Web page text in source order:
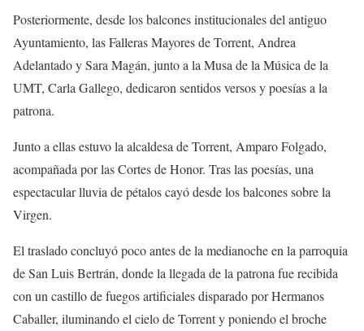
Posteriormente, desde los balcones institucionales del antiguo
Ayuntamiento, las Falleras Mayores de Torrent, Andrea
Adelantado y Sara Magán, junto a la Musa de la Música de la
UMT, Carla Gallego, dedicaron sentidos versos y poesías a la
patrona.
Junto a ellas estuvo la alcaldesa de Torrent, Amparo Folgado,
acompañada por las Cortes de Honor. Tras las poesías, una
espectacular lluvia de pétalos cayó desde los balcones sobre la
Virgen.
El traslado concluyó poco antes de la medianoche en la parroquia
de San Luis Bertrán, donde la llegada de la patrona fue recibida
con un castillo de fuegos artificiales disparado por Hermanos
Caballer, iluminando el cielo de Torrent y poniendo el broche